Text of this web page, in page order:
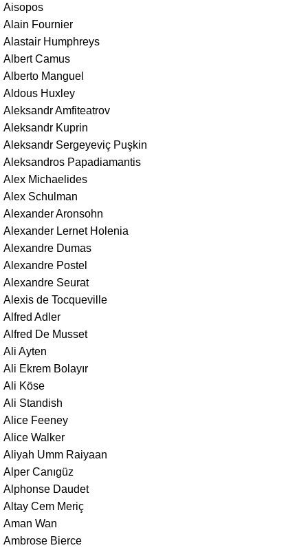
Aisopos
Alain Fournier
Alastair Humphreys
Albert Camus
Alberto Manguel
Aldous Huxley
Aleksandr Amfiteatrov
Aleksandr Kuprin
Aleksandr Sergeyeviç Puşkin
Aleksandros Papadiamantis
Alex Michaelides
Alex Schulman
Alexander Aronsohn
Alexander Lernet Holenia
Alexandre Dumas
Alexandre Postel
Alexandre Seurat
Alexis de Tocqueville
Alfred Adler
Alfred De Musset
Ali Ayten
Ali Ekrem Bolayır
Ali Köse
Ali Standish
Alice Feeney
Alice Walker
Aliyah Umm Raiyaan
Alper Canıgüz
Alphonse Daudet
Altay Cem Meriç
Aman Wan
Ambrose Bierce